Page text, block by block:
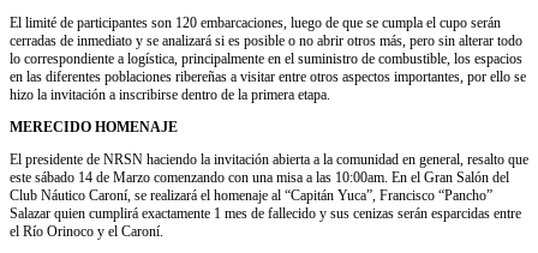
El limité de participantes son 120 embarcaciones, luego de que se cumpla el cupo serán
cerradas de inmediato y se analizará si es posible o no abrir otros más, pero sin alterar todo
lo correspondiente a logística, principalmente en el suministro de combustible, los espacios
en las diferentes poblaciones ribereñas a visitar entre otros aspectos importantes, por ello se
hizo la invitación a inscribirse dentro de la primera etapa.
MERECIDO HOMENAJE
El presidente de NRSN haciendo la invitación abierta a la comunidad en general, resalto que
este sábado 14 de Marzo comenzando con una misa a las 10:00am. En el Gran Salón del
Club Náutico Caroní, se realizará el homenaje al “Capitán Yuca”, Francisco “Pancho”
Salazar quien cumplirá exactamente 1 mes de fallecido y sus cenizas serán esparcidas entre
el Río Orinoco y el Caroní.